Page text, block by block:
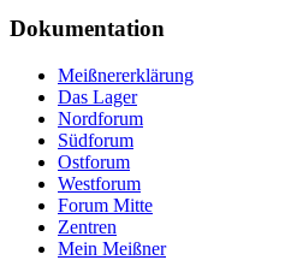
Dokumentation
Meißnererklärung
Das Lager
Nordforum
Südforum
Ostforum
Westforum
Forum Mitte
Zentren
Mein Meißner